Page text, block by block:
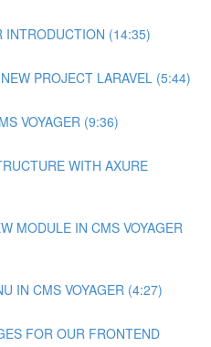
INTRODUCTION (14:35)
PROJECT LARAVEL (5:44)
VOYAGER (9:36)
WITH AXURE
MODULE IN CMS VOYAGER
IN CMS VOYAGER (4:27)
FOR OUR FRONTEND